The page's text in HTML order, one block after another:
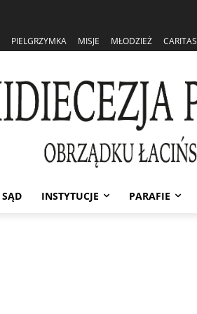
PIELGRZYMKA MISJE MŁODZIEŻ CARITAS
SĄD INSTYTUCJE PARAFIE